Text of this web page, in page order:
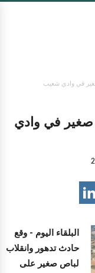
في وادي شعيب
صغير في وادي
البلقاء اليوم - وقع
حادث تدهور وانقلاب
لباص صغير على